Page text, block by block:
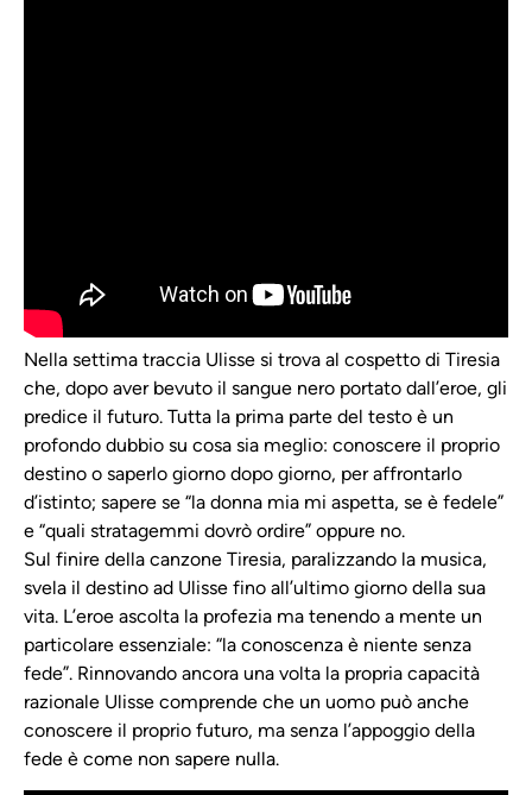
Nella settima traccia Ulisse si trova al cospetto di Tiresia
che, dopo aver bevuto il sangue nero portato dall’eroe, gli
predice il futuro. Tutta la prima parte del testo è un
profondo dubbio su cosa sia meglio: conoscere il proprio
destino o saperlo giorno dopo giorno, per affrontarlo
d’istinto; sapere se “la donna mia mi aspetta, se è fedele”
e “quali stratagemmi dovrò ordire” oppure no.
Sul finire della canzone Tiresia, paralizzando la musica,
svela il destino ad Ulisse fino all’ultimo giorno della sua
vita. L’eroe ascolta la profezia ma tenendo a mente un
particolare essenziale: “la conoscenza è niente senza
fede”. Rinnovando ancora una volta la propria capacità
razionale Ulisse comprende che un uomo può anche
conoscere il proprio futuro, ma senza l’appoggio della
fede è come non sapere nulla.